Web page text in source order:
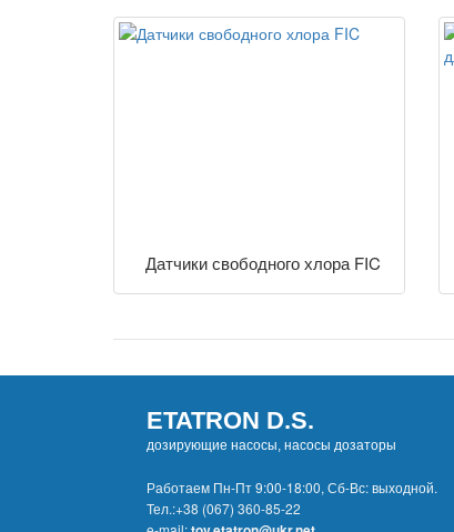
Датчики свободного хлора FIC
ETATRON D.S.
дозирующие насосы, насосы дозаторы
Работаем Пн-Пт 9:00-18:00, Сб-Вс: выходной.
Тел.:+38 (067) 360-85-22